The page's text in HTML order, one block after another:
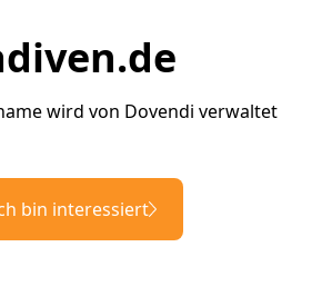
wird von Dovendi verwaltet
bin interessiert